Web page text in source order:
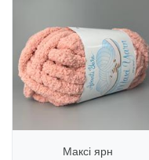
Максі ярн